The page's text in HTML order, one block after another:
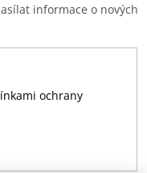
informace o nových
ochrany